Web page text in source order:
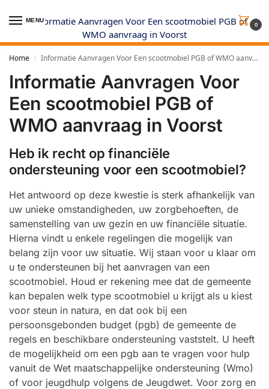
MENU
0
Home / Informatie Aanvragen Voor Een scootmobiel PGB of WMO aanvraag in Voorst
Informatie Aanvragen Voor
Een scootmobiel PGB of
WMO aanvraag in Voorst
Heb ik recht op financiële
ondersteuning voor een scootmobiel?
Het antwoord op deze kwestie is sterk afhankelijk van
uw unieke omstandigheden, uw zorgbehoeften, de
samenstelling van uw gezin en uw financiële situatie.
Hierna vindt u enkele regelingen die mogelijk van
belang zijn voor uw situatie. Wij staan voor u klaar om
u te ondersteunen bij het aanvragen van een
scootmobiel. Houd er rekening mee dat de gemeente
kan bepalen welk type scootmobiel u krijgt als u kiest
voor steun in natura, en dat ook bij een
persoonsgebonden budget (pgb) de gemeente de
regels en beschikbare ondersteuning vaststelt. U heeft
de mogelijkheid om een pgb aan te vragen voor hulp
vanuit de Wet maatschappelijke ondersteuning (Wmo)
of voor jeugdhulp volgens de Jeugdwet. Voor zorg en